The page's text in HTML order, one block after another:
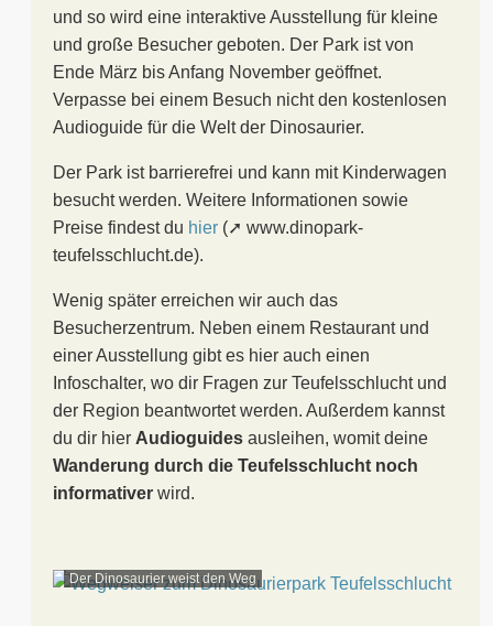
und so wird eine interaktive Ausstellung für kleine
und große Besucher geboten. Der Park ist von
Ende März bis Anfang November geöffnet.
Verpasse bei einem Besuch nicht den kostenlosen
Audioguide für die Welt der Dinosaurier.
Der Park ist barrierefrei und kann mit Kinderwagen
besucht werden. Weitere Informationen sowie
Preise findest du hier (➚ www.dinopark-
teufelsschlucht.de).
Wenig später erreichen wir auch das
Besucherzentrum. Neben einem Restaurant und
einer Ausstellung gibt es hier auch einen
Infoschalter, wo dir Fragen zur Teufelsschlucht und
der Region beantwortet werden. Außerdem kannst
du dir hier Audioguides ausleihen, womit deine
Wanderung durch die Teufelsschlucht noch
informativer wird.
Der Dinosaurier weist den Weg